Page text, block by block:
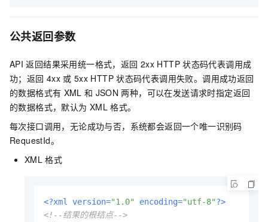
公共返回参数
API 返回结果采用统一格式，返回 2xx HTTP 状态码代表调用成
功；返回 4xx 或 5xx HTTP 状态码代表调用失败。调用成功返回
的数据格式有 XML 和 JSON 两种，可以在发送请求时指定返回
的数据格式，默认为 XML 格式。
每次接口调用，无论成功与否，系统都会返回一个唯一识别码
RequestId。
XML 格式
<?xml version="1.0" encoding="utf-8"?>
<!--结果的根结点-->